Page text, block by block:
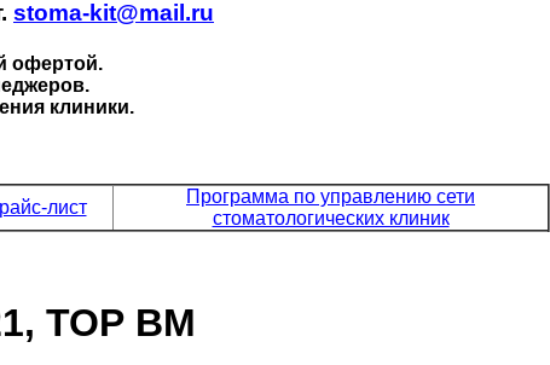
stoma-kit@mail.ru
офертой.
клиники.
лист
Программа по управлению сети
стоматологических клиник
ТОР ВМ